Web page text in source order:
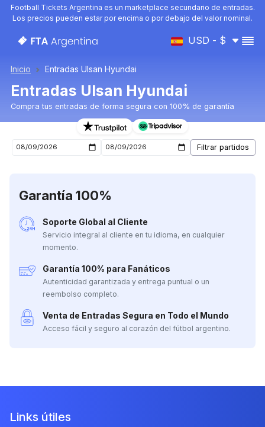
Football Tickets Argentina es un marketplace secundario de entradas.
Los precios pueden estar por encima o por debajo del valor nominal.
USD - $
Inicio Entradas Ulsan Hyundai
Entradas Ulsan Hyundai
Compra tus entradas de forma segura con 100% de garantía
Entradas para el próximo partido de Ulsan Hyundai
Garantía 100%
Soporte Global al Cliente
Servicio integral al cliente en tu idioma, en cualquier
momento.
Garantía 100% para Fanáticos
Autenticidad garantizada y entrega puntual o un
reembolso completo.
Venta de Entradas Segura en Todo el Mundo
Acceso fácil y seguro al corazón del fútbol argentino.
Links útiles